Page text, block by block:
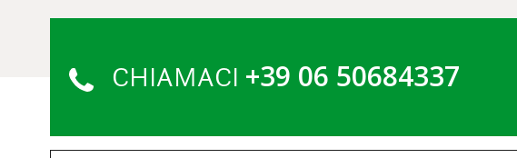
CHIAMACI +39 06 50684337